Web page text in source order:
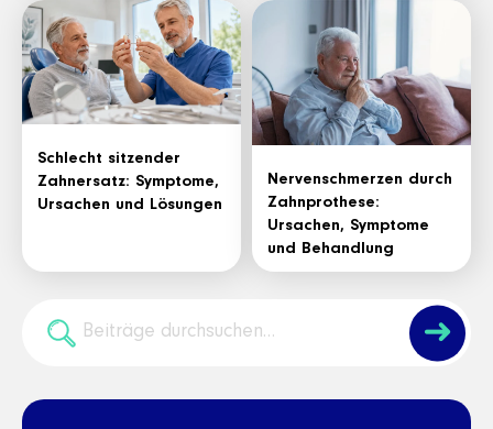
➜
Schlecht sitzender
Zahnersatz: Symptome,
Ursachen und Lösungen
Nervenschmerzen durch
Zahnprothese:
Ursachen, Symptome
und Behandlung